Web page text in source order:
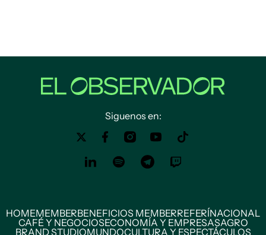
Siguenos en:
HOMEMEMBERBENEFICIOS MEMBERREFERÍNACIONAL
CAFÉ Y NEGOCIOSECONOMÍA Y EMPRESASAGRO
BRAND STUDIOMUNDOCULTURA Y ESPECTÁCULOS